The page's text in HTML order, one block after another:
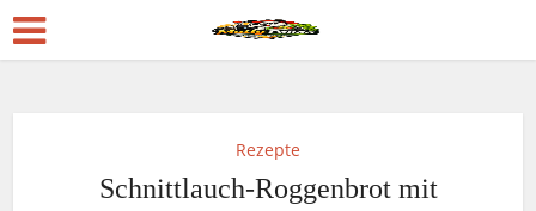
Rezepte
Schnittlauch-Roggenbrot mit